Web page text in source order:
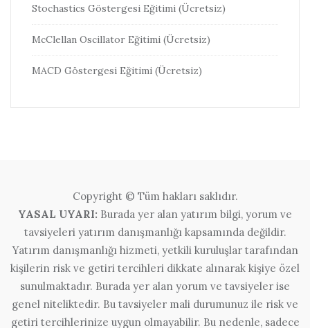
Stochastics Göstergesi Eğitimi (Ücretsiz)
McClellan Oscillator Eğitimi (Ücretsiz)
MACD Göstergesi Eğitimi (Ücretsiz)
Copyright © Tüm hakları saklıdır.
YASAL UYARI: Burada yer alan yatırım bilgi, yorum ve
tavsiyeleri yatırım danışmanlığı kapsamında değildir.
Yatırım danışmanlığı hizmeti, yetkili kuruluşlar tarafından
kişilerin risk ve getiri tercihleri dikkate alınarak kişiye özel
sunulmaktadır. Burada yer alan yorum ve tavsiyeler ise
genel niteliktedir. Bu tavsiyeler mali durumunuz ile risk ve
getiri tercihlerinize uygun olmayabilir. Bu nedenle, sadece